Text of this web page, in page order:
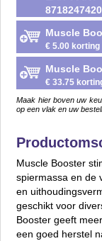
Muscle
€ 5.00 korting
Muscle
€ 33.75
Maak hier boven uw
op een vlak en uw
Muscle Booster
spiermassa en de
en
geschikt voor
Booster geeft
een goed herstel